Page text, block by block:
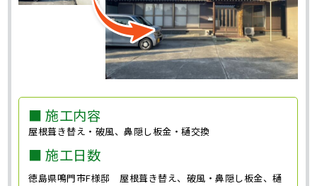
■ 施工内容
屋根葺き替え・破風、鼻隠し板金・樋交換
■ 施工日数
徳島県鳴門市F様邸 屋根葺き替え、破風・鼻隠し板金、樋